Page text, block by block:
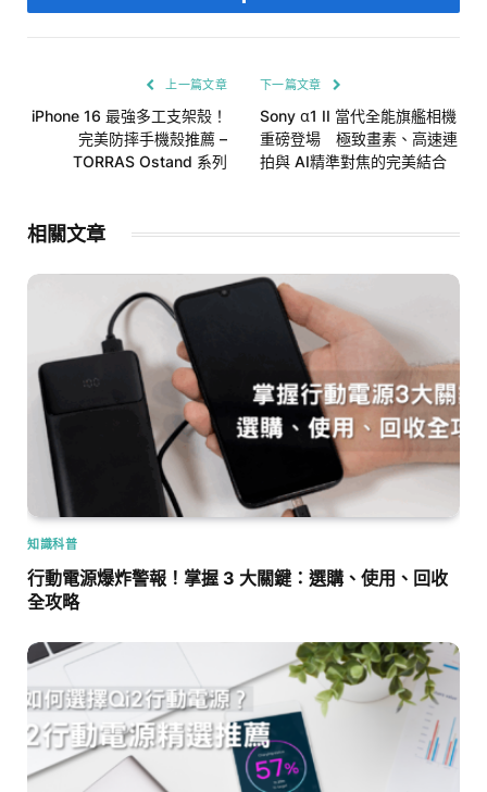
Facebook
上一篇文章
iPhone 16 最強多工支架殼！
完美防摔手機殼推薦 –
TORRAS Ostand 系列
下一篇文章
Sony α1 II 當代全能旗艦相機
重磅登場 極致畫素、高速連
拍與 AI精準對焦的完美結合
相關文章
知識科普
行動電源爆炸警報！掌握 3 大關鍵：選購、使用、回收
全攻略